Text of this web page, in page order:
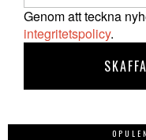
Genom att teckna
integritetspolicy.